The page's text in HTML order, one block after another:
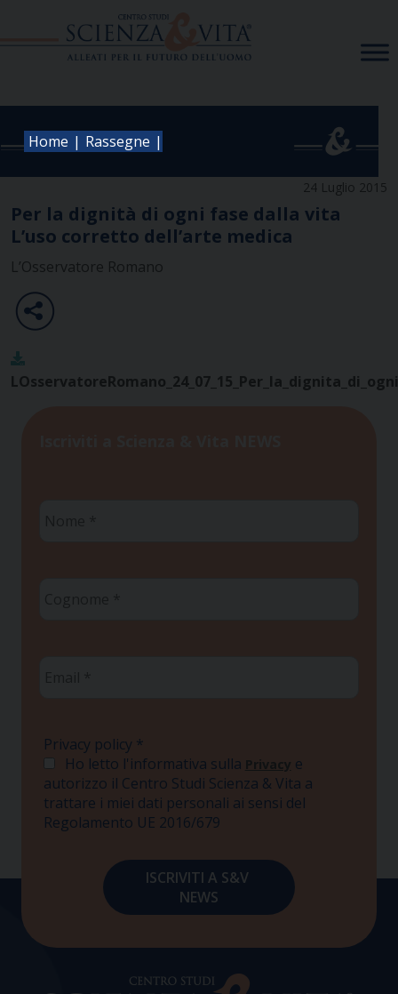
Home | Rassegne |
24 Luglio 2015
Per la dignità di ogni fase dalla vita
L’uso corretto dell’arte medica
L’Osservatore Romano
Privacy policy *
Ho letto l'informativa sulla Privacy e
autorizzo il Centro Studi Scienza & Vita a
trattare i miei dati personali ai sensi del
Regolamento UE 2016/679